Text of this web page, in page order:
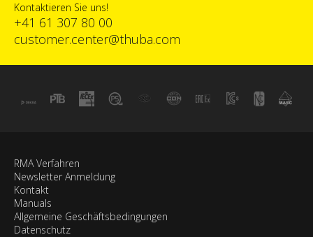
Kontaktieren Sie uns!
+41 61 307 80 00
customer.center@thuba.com
RMA Verfahren
Newsletter Anmeldung
Kontakt
Manuals
Allgemeine Geschäftsbedingungen
Datenschutz